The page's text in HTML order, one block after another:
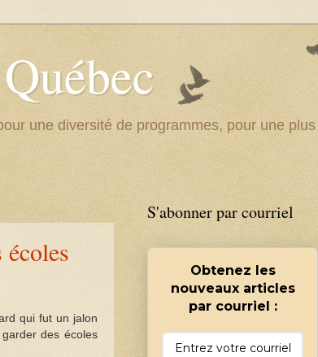
une diversité de programmes, pour une plus
qui fut un jalon
des écoles
S'abonner par courriel
Obtenez les
nouveaux articles
par courriel :